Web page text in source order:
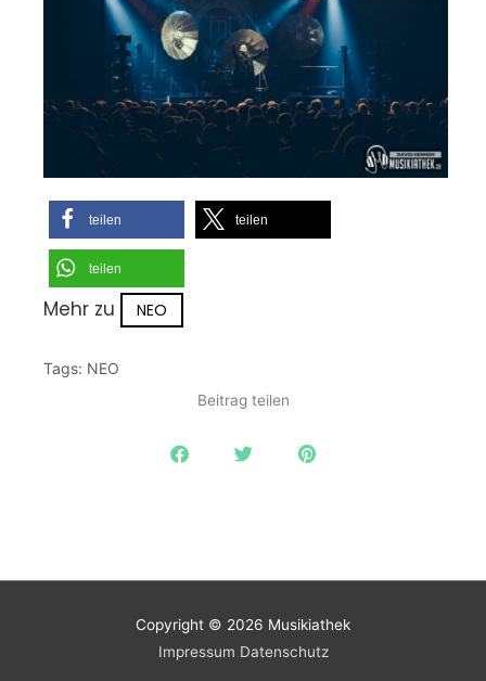
teilen teilen
teilen
Mehr zu NEO
Tags: NEO
Beitrag teilen
Copyright © 2026 Musikiathek
Impressum Datenschutz